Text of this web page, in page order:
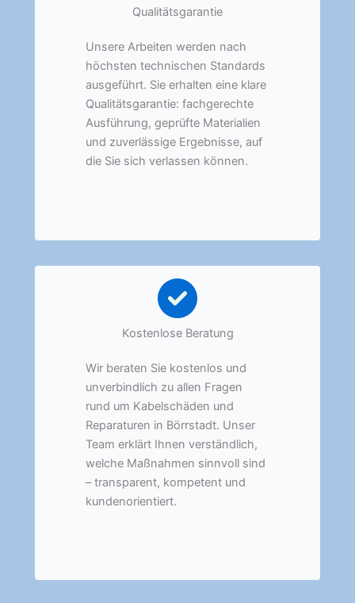
Qualitätsgarantie
Unsere Arbeiten werden nach
höchsten technischen Standards
ausgeführt. Sie erhalten eine klare
Qualitätsgarantie: fachgerechte
Ausführung, geprüfte Materialien
und zuverlässige Ergebnisse, auf
die Sie sich verlassen können.
Kostenlose Beratung
Wir beraten Sie kostenlos und
unverbindlich zu allen Fragen
rund um Kabelschäden und
Reparaturen in Börrstadt. Unser
Team erklärt Ihnen verständlich,
welche Maßnahmen sinnvoll sind
– transparent, kompetent und
kundenorientiert.